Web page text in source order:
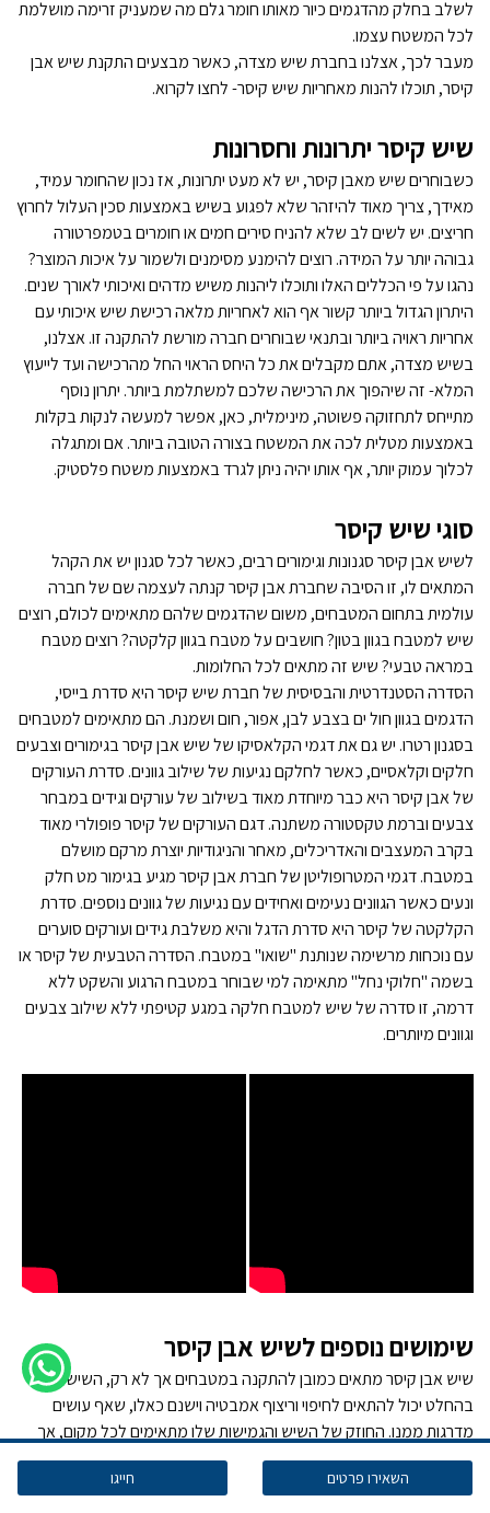
לשלב בחלק מהדגמים כיור מאותו חומר גלם מה שמעניק זרימה מושלמת
לכל המשטח עצמו.
מעבר לכך, אצלנו בחברת שיש מצדה, כאשר מבצעים התקנת שיש אבן
קיסר, תוכלו להנות מאחריות שיש קיסר- לחצו לקרוא.
שיש קיסר יתרונות וחסרונות
כשבוחרים שיש מאבן קיסר, יש לא מעט יתרונות, אז נכון שהחומר עמיד,
מאידך, צריך מאוד להיזהר שלא לפגוע בשיש באמצעות סכין העלול לחרוץ
חריצים. יש לשים לב שלא להניח סירים חמים או חומרים בטמפרטורה
גבוהה יותר על המידה. רוצים להימנע מסימנים ולשמור על איכות המוצר?
נהגו על פי הכללים האלו ותוכלו ליהנות משיש מדהים ואיכותי לאורך שנים.
היתרון הגדול ביותר קשור אף הוא לאחריות מלאה רכישת שיש איכותי עם
אחריות ראויה ביותר ובתנאי שבוחרים חברה מורשת להתקנה זו. אצלנו,
בשיש מצדה, אתם מקבלים את כל היחס הראוי החל מהרכישה ועד לייעוץ
המלא- זה שיהפוך את הרכישה שלכם למשתלמת ביותר. יתרון נוסף
מתייחס לתחזוקה פשוטה, מינימלית, כאן, אפשר למעשה לנקות בקלות
באמצעות מטלית לכה את המשטח בצורה הטובה ביותר. אם ומתגלה
לכלוך עמוק יותר, אף אותו יהיה ניתן לגרד באמצעות משטח פלסטיק.
סוגי שיש קיסר
לשיש אבן קיסר סגנונות וגימורים רבים, כאשר לכל סגנון יש את הקהל
המתאים לו, זו הסיבה שחברת אבן קיסר קנתה לעצמה שם של חברה
עולמית בתחום המטבחים, משום שהדגמים שלהם מתאימים לכולם, רוצים
שיש למטבח בגוון בטון? חושבים על מטבח בגוון קלקטה? רוצים מטבח
במראה טבעי? שיש זה מתאים לכל החלומות.
הסדרה הסטנדרטית והבסיסית של חברת שיש קיסר היא סדרת בייסי,
הדגמים בגוון חול ים בצבע לבן, אפור, חום ושמנת. הם מתאימים למטבחים
בסגנון רטרו. יש גם את דגמי הקלאסיקו של שיש אבן קיסר בגימורים וצבעים
חלקים וקלאסיים, כאשר לחלקם נגיעות של שילוב גוונים. סדרת העורקים
של אבן קיסר היא כבר מיוחדת מאוד בשילוב של עורקים וגידים במבחר
צבעים וברמת טקסטורה משתנה. דגם העורקים של קיסר פופולרי מאוד
בקרב המעצבים והאדריכלים, מאחר והניגודיות יוצרת מרקם מושלם
במטבח. דגמי המטרופוליטן של חברת אבן קיסר מגיע בגימור מט חלק
ונעים כאשר הגוונים נעימים ואחידים עם נגיעות של גוונים נוספים. סדרת
הקלקטה של קיסר היא סדרת הדגל והיא משלבת גידים ועורקים סוערים
עם נוכחות מרשימה שנותנת "שואו" במטבח. הסדרה הטבעית של קיסר או
בשמה "חלוקי נחל" מתאימה למי שבוחר במטבח הרגוע והשקט ללא
דרמה, זו סדרה של שיש למטבח חלקה במגע קטיפתי ללא שילוב צבעים
וגוונים מיותרים.
שימושים נוספים לשיש אבן קיסר
שיש אבן קיסר מתאים כמובן להתקנה במטבחים אך לא רק, השיש
בהחלט יכול להתאים לחיפוי וריצוף אמבטיה וישנם כאלו, שאף עושים
מדרגות ממנו. החוזק של השיש והגמישות שלו מתאימים לכל מקום, אך
חשוב להבהיר, שהוא אינו מתאים לעמוד בטמפרטורות גבוהות. חברת שיש
קיסר כל כך מאמינה בדגמים שמיוצרים על ידה, שבשנים האחרונות
השאירו פרטים חייגו